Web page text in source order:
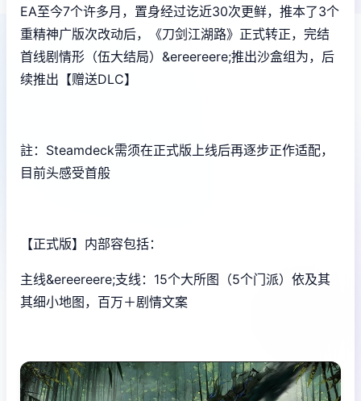
EA至今7个许多月，置身经过讫近30次更鲜，推本了3个
重精神广版次改动后，《刀剑江湖路》正式转正，完结
首线剧情形（伍大结局）&ereereere;推出沙盒组为，后
续推出【赠送DLC】
註：Steamdeck需须在正式版上线后再逐步正作适配，
目前头感受首般
【正式版】内部容包括：
主线&ereereere;支线：15个大所图（5个门派）依及其
其细小地图，百万＋剧情文案